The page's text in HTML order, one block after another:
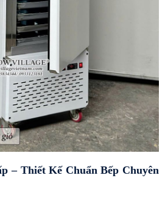
– Thiết Kế Chuẩn Bếp Chuyên